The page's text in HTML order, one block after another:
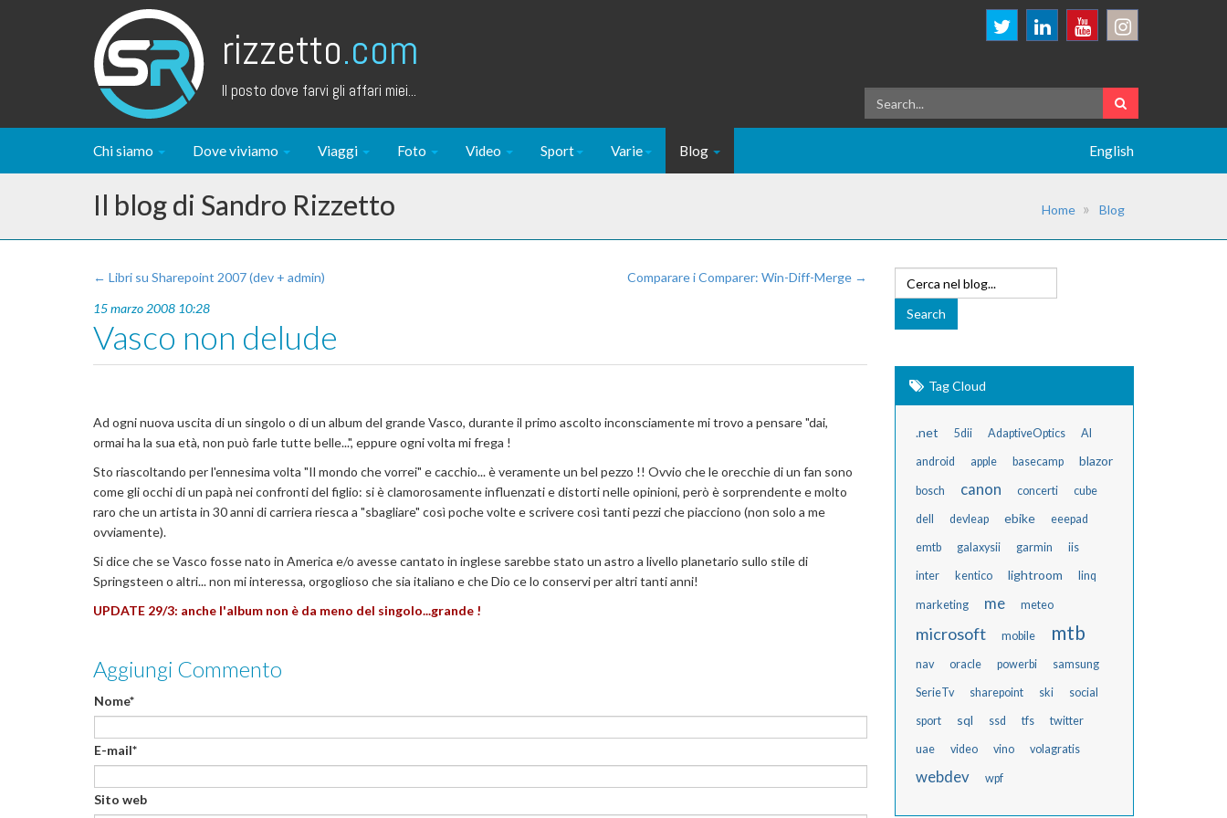
rizzetto.com
Il posto dove farvi gli affari miei...
Chi siamo Dove viviamo Viaggi Foto Video Sport Varie Blog English
Il blog di Sandro Rizzetto Home Blog
← Libri su Sharepoint 2007 (dev + admin)
Comparare i Comparer: Win-Diff-Merge →
15 marzo 2008 10:28
Vasco non delude
Ad ogni nuova uscita di un singolo o di un album del grande Vasco, durante il primo ascolto inconsciamente mi trovo a pensare "dai,
ormai ha la sua età, non può farle tutte belle...", eppure ogni volta mi frega !
Sto riascoltando per l'ennesima volta "Il mondo che vorrei" e cacchio... è veramente un bel pezzo !! Ovvio che le orecchie di un fan sono
come gli occhi di un papà nei confronti del figlio: si è clamorosamente influenzati e distorti nelle opinioni, però è sorprendente e molto
raro che un artista in 30 anni di carriera riesca a "sbagliare" così poche volte e scrivere così tanti pezzi che piacciono (non solo a me
ovviamente).
Si dice che se Vasco fosse nato in America e/o avesse cantato in inglese sarebbe stato un astro a livello planetario sullo stile di
Springsteen o altri... non mi interessa, orgoglioso che sia italiano e che Dio ce lo conservi per altri tanti anni!
UPDATE 29/3: anche l'album non è da meno del singolo...grande !
Aggiungi Commento
Nome*
E-mail*
Sito web
Tag Cloud
.net 5dii AdaptiveOptics AI
android apple basecamp blazor
bosch canon concerti cube
dell devleap ebike eeepad
emtb galaxysii garmin iis
inter kentico lightroom linq
marketing me meteo
microsoft mobile mtb
nav oracle powerbi samsung
SerieTv sharepoint ski social
sport sql ssd tfs twitter
uae video vino volagratis
webdev wpf